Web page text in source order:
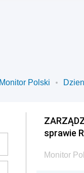
Monitor Polski
sprawie
Monitor